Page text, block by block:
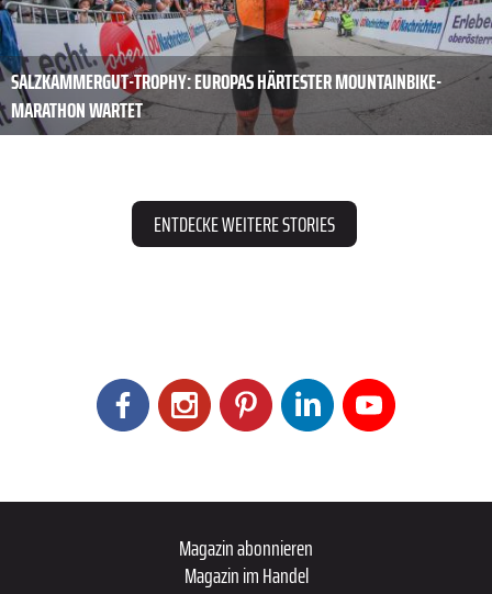
SALZKAMMERGUT-TROPHY: EUROPAS HÄRTESTER MOUNTAINBIKE-
MARATHON WARTET
ENTDECKE WEITERE STORIES
Magazin abonnieren
Magazin im Handel